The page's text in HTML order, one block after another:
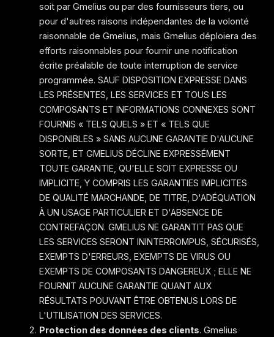
soit par Gmelius ou par des fournisseurs tiers, ou
pour d'autres raisons indépendantes de la volonté
raisonnable de Gmelius, mais Gmelius déploiera des
efforts raisonnables pour fournir une notification
écrite préalable de toute interruption de service
programmée. SAUF DISPOSITION EXPRESSE DANS
LES PRÉSENTES, LES SERVICES ET TOUS LES
COMPOSANTS ET INFORMATIONS CONNEXES SONT
FOURNIS « TELS QUELS » ET « TELS QUE
DISPONIBLES » SANS AUCUNE GARANTIE D'AUCUNE
SORTE, ET GMELIUS DÉCLINE EXPRESSÉMENT
TOUTE GARANTIE, QU'ELLE SOIT EXPRESSE OU
IMPLICITE, Y COMPRIS LES GARANTIES IMPLICITES
DE QUALITÉ MARCHANDE, DE TITRE, D'ADÉQUATION
À UN USAGE PARTICULIER ET D'ABSENCE DE
CONTREFAÇON. GMELIUS NE GARANTIT PAS QUE
LES SERVICES SERONT ININTERROMPUS, SÉCURISÉS,
EXEMPTS D'ERREURS, EXEMPTS DE VIRUS OU
EXEMPTS DE COMPOSANTS DANGEREUX ; ELLE NE
FOURNIT AUCUNE GARANTIE QUANT AUX
RÉSULTATS POUVANT ÊTRE OBTENUS LORS DE
L'UTILISATION DES SERVICES.
Protection des données des clients. Gmelius